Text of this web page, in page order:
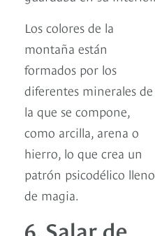
Los colores de la
montaña están
formados por los
diferentes minerales de
la que se compone,
como arcilla, arena o
hierro, lo que crea un
patrón psicodélico lleno
de magia.
6. Salar de